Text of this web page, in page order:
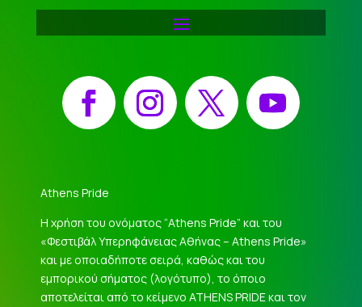
Facebook Instagram X YouTube
Athens Pride
Η χρήση του ονόματος “Athens Pride” και του
«Φεστιβάλ Υπερηφάνειας Αθήνας – Athens Pride»
και με οποιαδήποτε σειρά, καθώς και του
εμπορικού σήματος (λογότυπο), το όποιο
αποτελείται από το κείμενο ATHENS PRIDE και τον